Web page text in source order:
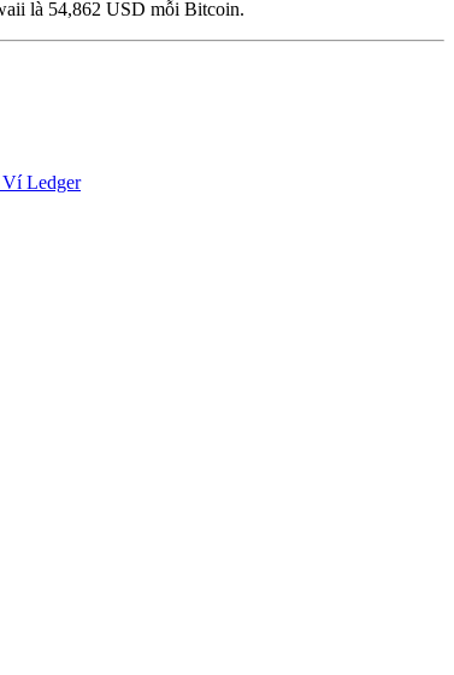
là 54,862 USD mỗi Bitcoin.
Ví Ledger